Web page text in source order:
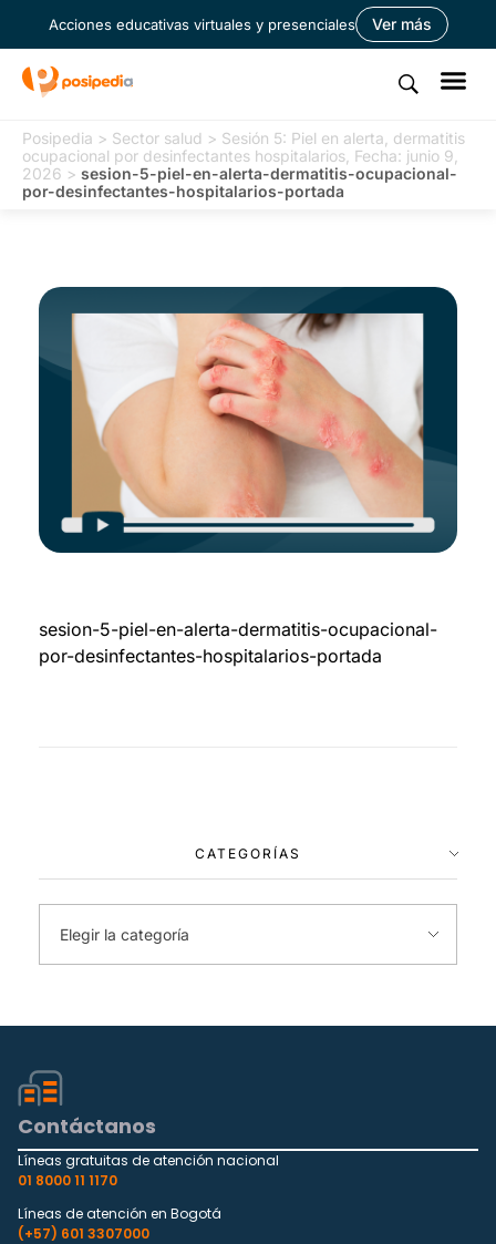
Acciones educativas virtuales y presenciales Ver más
Posipedia > Sector salud > Sesión 5: Piel en alerta, dermatitis
ocupacional por desinfectantes hospitalarios, Fecha: junio 9,
2026 > sesion-5-piel-en-alerta-dermatitis-ocupacional-
por-desinfectantes-hospitalarios-portada
sesion-5-piel-en-alerta-dermatitis-ocupacional-
por-desinfectantes-hospitalarios-portada
CATEGORÍAS
Contáctanos
Líneas gratuitas de atención nacional
01 8000 11 1170
Líneas de atención en Bogotá
(+57) 601 3307000